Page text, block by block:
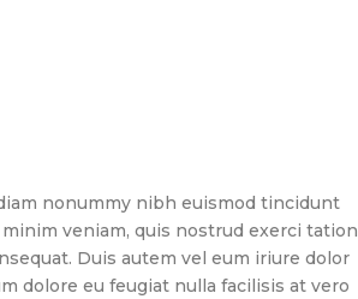
nonummy nibh euismod tincidunt
veniam, quis nostrud exerci tation
Duis autem vel eum iriure dolor
dolore eu feugiat nulla facilisis at vero